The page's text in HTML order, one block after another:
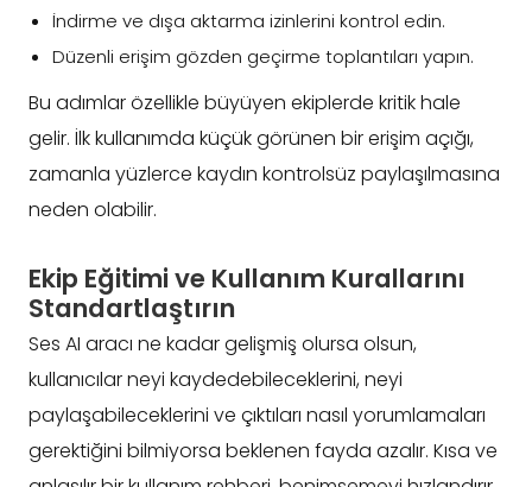
İndirme ve dışa aktarma izinlerini kontrol edin.
Düzenli erişim gözden geçirme toplantıları yapın.
Bu adımlar özellikle büyüyen ekiplerde kritik hale
gelir. İlk kullanımda küçük görünen bir erişim açığı,
zamanla yüzlerce kaydın kontrolsüz paylaşılmasına
neden olabilir.
Ekip Eğitimi ve Kullanım Kurallarını
Standartlaştırın
Ses AI aracı ne kadar gelişmiş olursa olsun,
kullanıcılar neyi kaydedebileceklerini, neyi
paylaşabileceklerini ve çıktıları nasıl yorumlamaları
gerektiğini bilmiyorsa beklenen fayda azalır. Kısa ve